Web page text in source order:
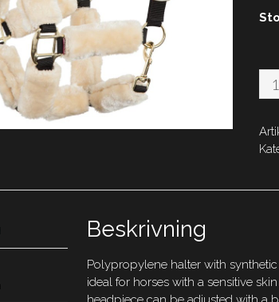
Beskrivning
Polypropylene halter with
ideal for horses with a sensitive